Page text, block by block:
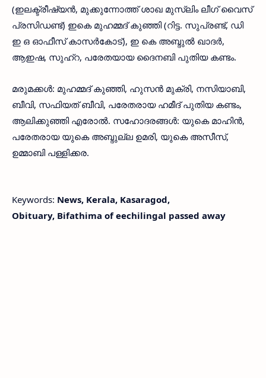
(ഇലക്ട്രീഷ്യന്‍, മുക്കുന്നോത്ത് ശാഖ മുസ്‌ലിം ലീഗ് വൈസ്
പ്രസിഡണ്ട്) ഇകെ മുഹമ്മദ് കുഞ്ഞി (റിട്ട. സുപ്രണ്ട്, ഡി
ഇ ഒ ഓഫീസ് കാസര്‍കോട്), ഇ കെ അബ്ദുല്‍ ഖാദര്‍,
ആഇഷ, സുഹ്‌റ, പരേതയായ ദൈനബി പുതിയ കണ്ടം.
മരുമക്കള്‍: മുഹമ്മദ് കുഞ്ഞി, ഹുസന്‍ മുക്രി, നസിയാബി,
ബീവി, സഫിയത് ബീവി, പരേതരായ ഹമീദ് പുതിയ കണ്ടം,
ആലിക്കുഞ്ഞി എരോല്‍. സഹോദരങ്ങള്‍: യുകെ മാഹിന്‍,
പരേതരായ യുകെ അബ്ദുല്ല ഉമരി, യുകെ അസീസ്,
ഉമ്മാബി പള്ളിക്കര.
Keywords: News, Kerala, Kasaragod,
Obituary, Bifathima of eechilingal passed away